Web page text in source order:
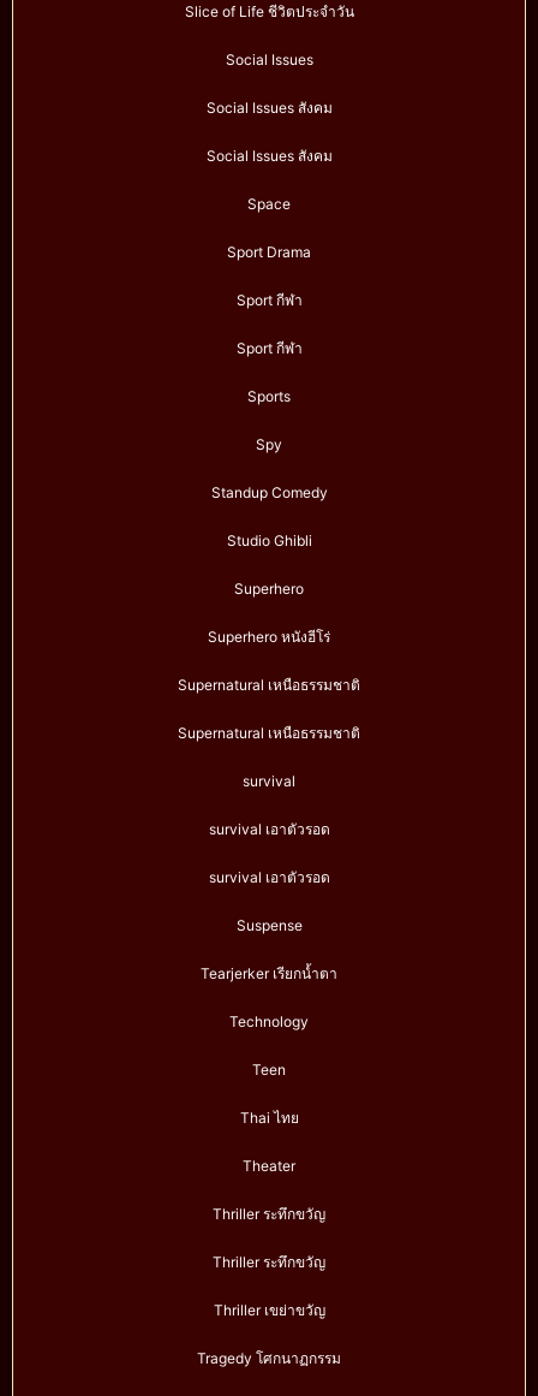
Slice of Life ชีวิตประจำวัน
Social Issues
Social Issues สังคม
Social Issues สังคม
Space
Sport Drama
Sport กีฬา
Sport กีฬา
Sports
Spy
Standup Comedy
Studio Ghibli
Superhero
Superhero หนังฮีโร่
Supernatural เหนือธรรมชาติ
Supernatural เหนือธรรมชาติ
survival
survival เอาตัวรอด
survival เอาตัวรอด
Suspense
Tearjerker เรียกน้ำตา
Technology
Teen
Thai ไทย
Theater
Thriller ระทึกขวัญ
Thriller ระทึกขวัญ
Thriller เขย่าขวัญ
Tragedy โศกนาฏกรรม